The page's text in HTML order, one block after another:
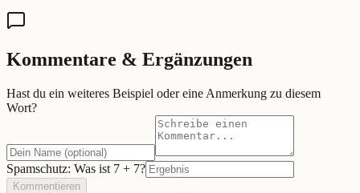
Kommentare & Ergänzungen
Hast du ein weiteres Beispiel oder eine Anmerkung zu diesem
Wort?
Spamschutz: Was ist 7 + 7?
Kommentieren